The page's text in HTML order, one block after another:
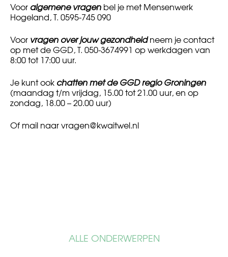
ALLE ONDERWERPEN
Voor algemene vragen bel je met Mensenwerk
Hogeland, T. 0595-745 090
Voor vragen over jouw gezondheidneem je contact
op met de GGD, T. 050-3674991 op werkdagen van
8:00 tot 17:00 uur.
Je kunt ook chatten met de GGD regio Groningen
(maandag t/m vrijdag, 15.00 tot 21.00 uur, en op
zondag, 18.00 – 20.00 uur)
Of mail naarvragen@kwaitwel.nl